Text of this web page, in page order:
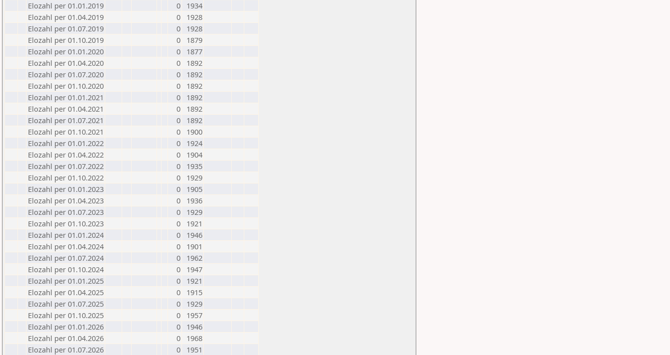
Elozahl per 01.01.2019
0
1934
Elozahl per 01.04.2019
0
1928
Elozahl per 01.07.2019
0
1928
Elozahl per 01.10.2019
0
1879
Elozahl per 01.01.2020
0
1877
Elozahl per 01.04.2020
0
1892
Elozahl per 01.07.2020
0
1892
Elozahl per 01.10.2020
0
1892
Elozahl per 01.01.2021
0
1892
Elozahl per 01.04.2021
0
1892
Elozahl per 01.07.2021
0
1892
Elozahl per 01.10.2021
0
1900
Elozahl per 01.01.2022
0
1924
Elozahl per 01.04.2022
0
1904
Elozahl per 01.07.2022
0
1935
Elozahl per 01.10.2022
0
1929
Elozahl per 01.01.2023
0
1905
Elozahl per 01.04.2023
0
1936
Elozahl per 01.07.2023
0
1929
Elozahl per 01.10.2023
0
1921
Elozahl per 01.01.2024
0
1946
Elozahl per 01.04.2024
0
1901
Elozahl per 01.07.2024
0
1962
Elozahl per 01.10.2024
0
1947
Elozahl per 01.01.2025
0
1921
Elozahl per 01.04.2025
0
1915
Elozahl per 01.07.2025
0
1929
Elozahl per 01.10.2025
0
1957
Elozahl per 01.01.2026
0
1946
Elozahl per 01.04.2026
0
1968
Elozahl per 01.07.2026
0 1951